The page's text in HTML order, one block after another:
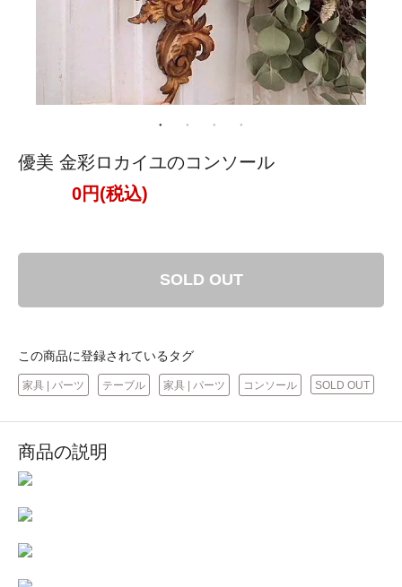
優美 金彩ロカイユのコンソール
0円(税込)
SOLD OUT
この商品に登録されているタグ
家具 | パーツ テーブル 家具 | パーツ コンソール SOLD OUT
商品の説明